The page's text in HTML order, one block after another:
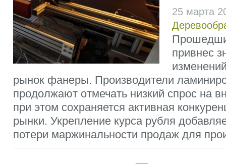
25 марта
привнес
рынок фанеры. Производители
продолжают отмечать низкий спрос на
при этом сохраняется активная
рынки. Укрепление курса рубля
потери маржинальности продаж для